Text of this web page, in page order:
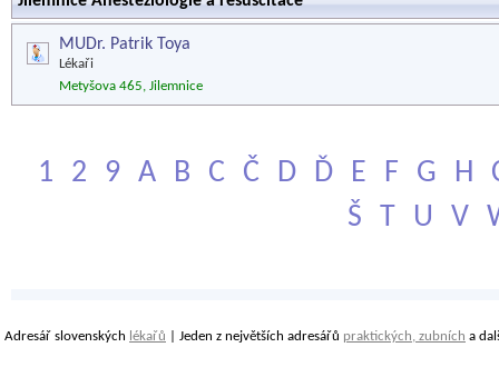
MUDr. Patrik Toya
Lékaři
Metyšova 465, Jilemnice
1 2 9 A B C Č D Ď E F G H
Š
T U V
Adresář slovenských lékařů | Jeden z největších adresářů praktických, zubních a